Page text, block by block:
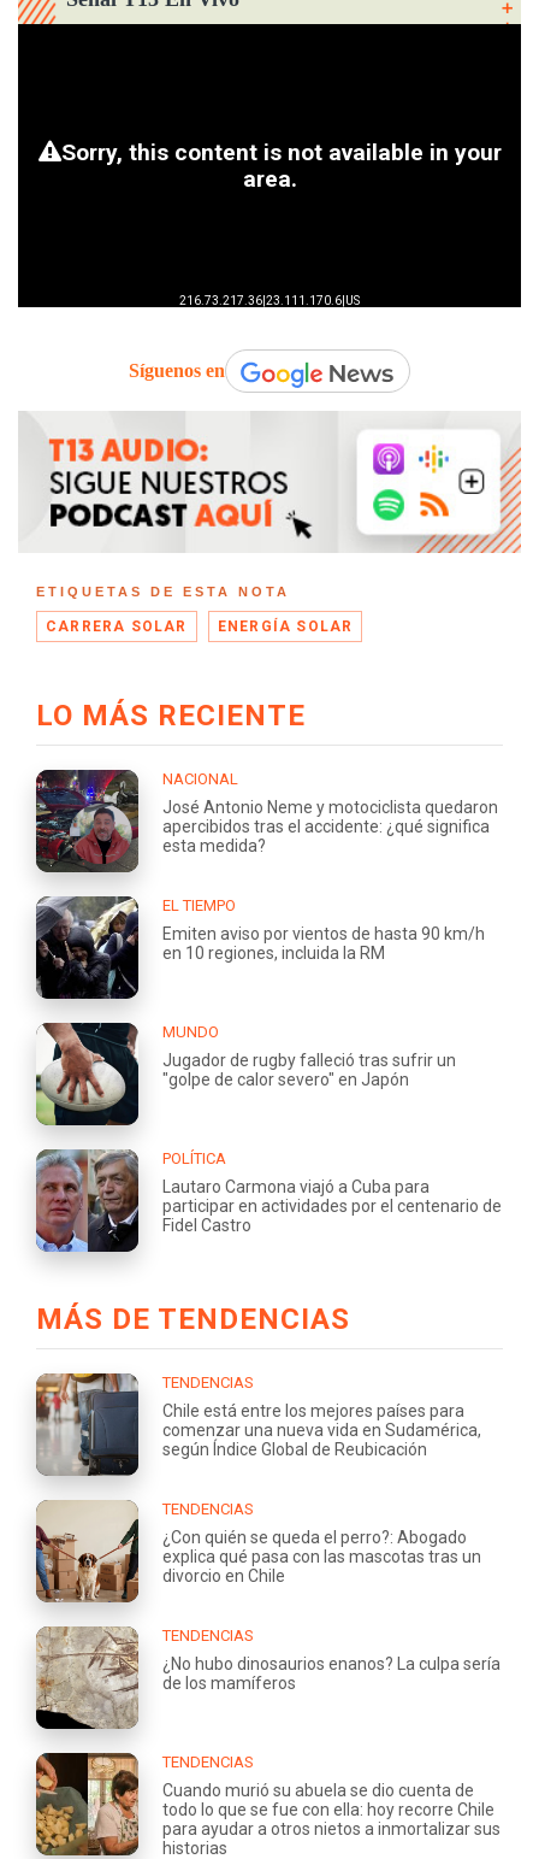
Síguenos en
ETIQUETAS DE ESTA NOTA
CARRERA SOLAR ENERGÍA SOLAR
LO MÁS RECIENTE
NACIONAL
José Antonio Neme y motociclista quedaron
apercibidos tras el accidente: ¿qué significa
esta medida?
EL TIEMPO
Emiten aviso por vientos de hasta 90 km/h
en 10 regiones, incluida la RM
MUNDO
Jugador de rugby falleció tras sufrir un
"golpe de calor severo" en Japón
POLÍTICA
Lautaro Carmona viajó a Cuba para
participar en actividades por el centenario de
Fidel Castro
MÁS DE TENDENCIAS
TENDENCIAS
Chile está entre los mejores países para
comenzar una nueva vida en Sudamérica,
según Índice Global de Reubicación
TENDENCIAS
¿Con quién se queda el perro?: Abogado
explica qué pasa con las mascotas tras un
divorcio en Chile
TENDENCIAS
¿No hubo dinosaurios enanos? La culpa sería
de los mamíferos
TENDENCIAS
Cuando murió su abuela se dio cuenta de
todo lo que se fue con ella: hoy recorre Chile
para ayudar a otros nietos a inmortalizar sus
historias